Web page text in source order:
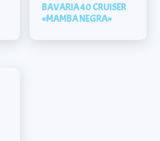
BAVARIA 40 CRUISER
«MAMBA NEGRA»